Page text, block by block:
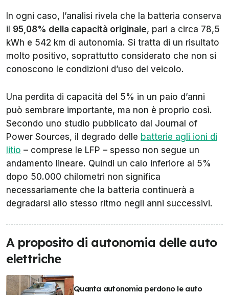
In ogni caso, l’analisi rivela che la batteria conserva
il 95,08% della capacità originale, pari a circa 78,5
kWh e 542 km di autonomia. Si tratta di un risultato
molto positivo, soprattutto considerato che non si
conoscono le condizioni d’uso del veicolo.
Una perdita di capacità del 5% in un paio d’anni
può sembrare importante, ma non è proprio così.
Secondo uno studio pubblicato dal Journal of
Power Sources, il degrado delle batterie agli ioni di
litio – comprese le LFP – spesso non segue un
andamento lineare. Quindi un calo inferiore al 5%
dopo 50.000 chilometri non significa
necessariamente che la batteria continuerà a
degradarsi allo stesso ritmo negli anni successivi.
A proposito di autonomia delle auto
elettriche
Quanta autonomia perdono le auto